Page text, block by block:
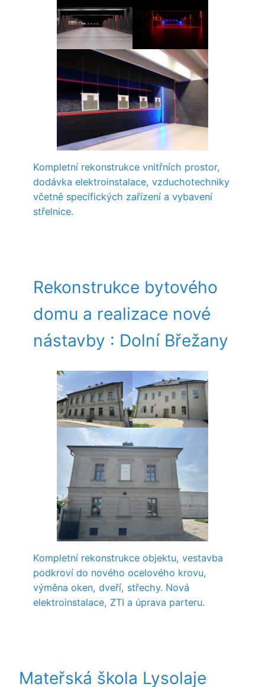
Kompletní rekonstrukce vnitřních prostor,
dodávka elektroinstalace, vzduchotechniky
včetně specifických zařízení a vybavení
střelnice.
Rekonstrukce bytového
domu a realizace nové
nástavby : Dolní Břežany
Kompletní rekonstrukce objektu, vestavba
podkroví do nového ocelového krovu,
výměna oken, dveří, střechy. Nová
elektroinstalace, ZTI a úprava parteru.
Mateřská škola Lysolaje